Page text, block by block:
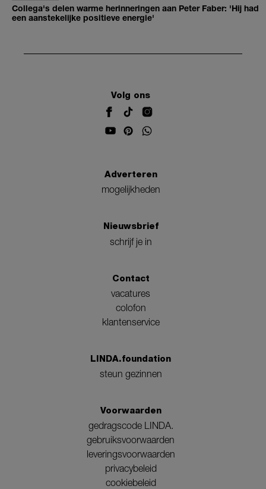
Collega's delen warme herinneringen aan Peter Faber: 'Hij had
een aanstekelijke positieve energie'
Volg ons
Adverteren
mogelijkheden
Nieuwsbrief
schrijf je in
Contact
vacatures
colofon
klantenservice
LINDA.foundation
steun gezinnen
Voorwaarden
gedragscode LINDA.
gebruiksvoorwaarden
leveringsvoorwaarden
privacybeleid
cookiebeleid